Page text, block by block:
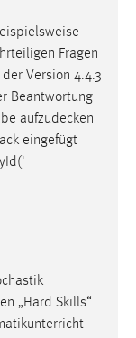
Fragen
Version 4.4.3
Beantwortung
aufzudecken
eingefügt
„Hard Skills“
der Website.
mibew-